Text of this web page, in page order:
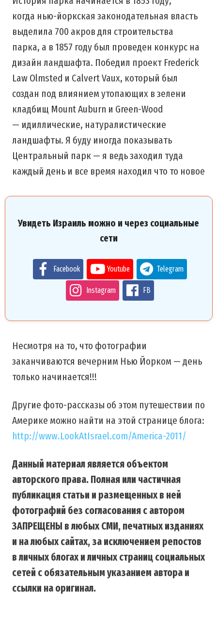
когда нью-йоркская законодательная власть
выделила 700 акров для строительства
парка, а в 1857 году был проведен конкурс на
дизайн ландшафта. Победил проект Frederick
Law Olmsted и Calvert Vaux, который был
создан под влиянием утопающих в зелени
кладбищ Mount Auburn и Green-Wood
— идиллические, натуралистические
ландшафты. Я буду иногда показывать
Центральный парк — я ведь заходил туда
каждый день и все время находил что то новое
Увидеть Израиль можно и через социальные
сети
Facebook Youtube Telegram
Instagram FB
Несмотря на то, что фотографии
заканчиваются вечерним Нью Йорком — день
только начинается!!!
Другие фото-рассказы об этом путешествии по
Америке можно найти на этой странице блога:
http://www.LookAtIsrael.com/America-2011/
Данный материал является объектом
авторского права. Полная или частичная
публикация статьи и размещенных в ней
фотографий без согласования с автором
ЗАПРЕЩЕНЫ в любых СМИ, печатных изданиях
и на любых сайтах, за исключением репостов
в личных блогах и личных страниц социальных
сетей с обязательным указанием автора и
ссылки на оригинал.